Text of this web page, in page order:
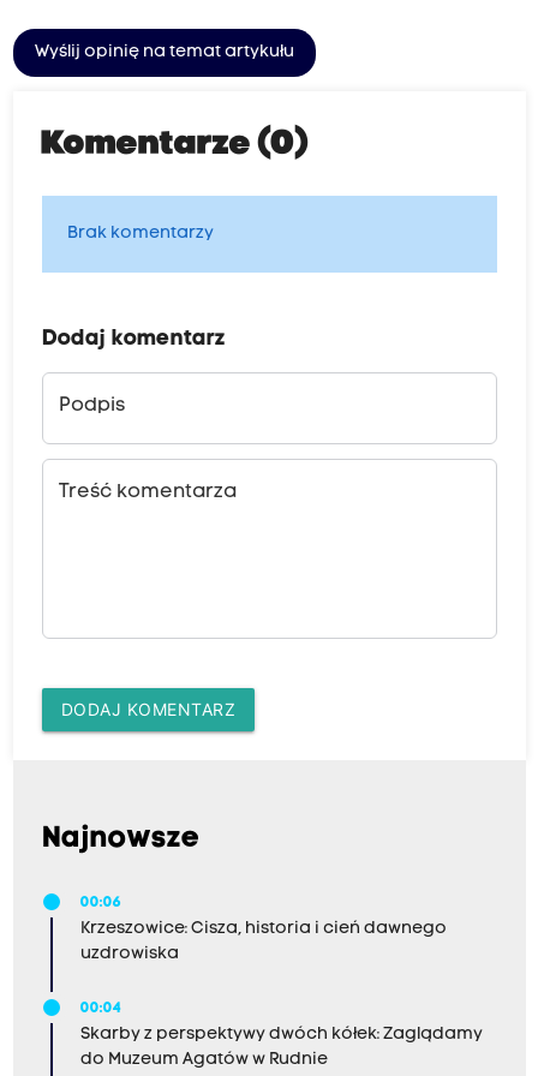
Wyślij opinię na temat artykułu
Komentarze (0)
Brak komentarzy
Dodaj komentarz
Podpis
Treść komentarza
DODAJ KOMENTARZ
Najnowsze
00:06
Krzeszowice: Cisza, historia i cień dawnego
uzdrowiska
00:04
Skarby z perspektywy dwóch kółek: Zaglądamy
do Muzeum Agatów w Rudnie